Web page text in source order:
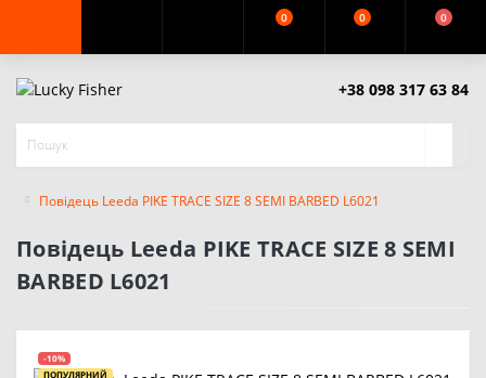
0 0 0
+38 098 317 63 84
Повідець Leeda PIKE TRACE SIZE 8 SEMI BARBED L6021
Повідець Leeda PIKE TRACE SIZE 8 SEMI
BARBED L6021
-10%
ПОПУЛЯРНИЙ